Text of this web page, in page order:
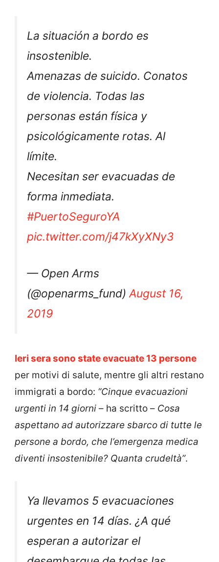
La situación a bordo es
insostenible.
Amenazas de suicido. Conatos
de violencia. Todas las
personas están física y
psicológicamente rotas. Al
límite.
Necesitan ser evacuadas de
forma inmediata.
#PuertoSeguroYA
pic.twitter.com/j47kXyXNy3
— Open Arms
(@openarms_fund)August 16,
2019
Ieri sera sono state evacuate 13 persone
per motivi di salute, mentre gli altri restano
immigrati a bordo: “Cinque evacuazioni
urgenti in 14 giorni – ha scritto – Cosa
aspettano ad autorizzare sbarco di tutte le
persone a bordo, che l’emergenza medica
diventi insostenibile? Quanta crudeltà”.
Ya llevamos 5 evacuaciones
urgentes en 14 días. ¿A qué
esperan a autorizar el